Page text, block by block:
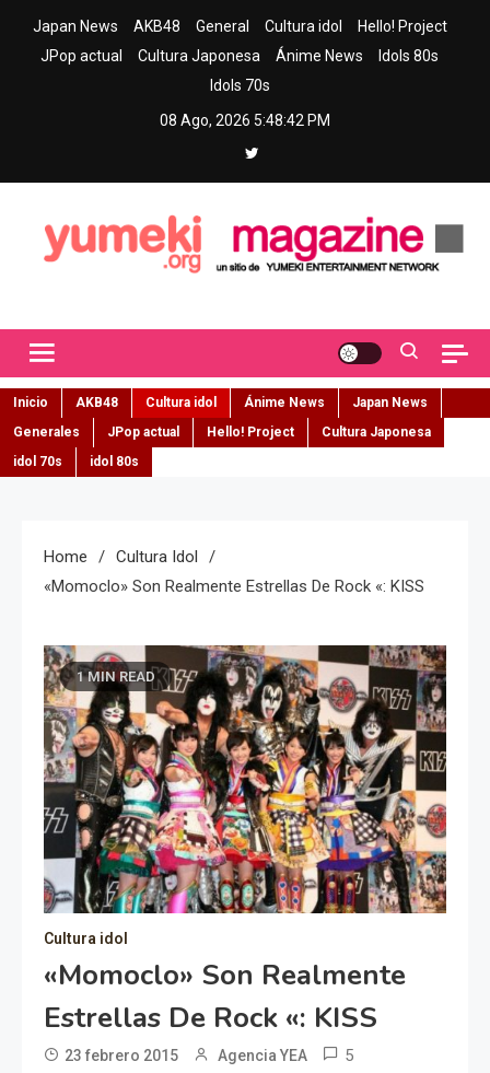
Japan News AKB48 General Cultura idol
Hello! Project
JPop actual
Cultura Japonesa Ánime News
Idols 80s
Idols 70s
08 Ago, 2026 5:48:43 PM
Inicio AKB48 Cultura idol Ánime News
Japan News
Generales
JPop actual Hello! Project
Cultura Japonesa
idol 70s
idol 80s
Home
Cultura Idol
«Momoclo» Son Realmente Estrellas De Rock «: KISS
1 MIN READ
Cultura idol
«Momoclo» Son Realmente
Estrellas De Rock «: KISS
23 febrero 2015 Agencia YEA 5